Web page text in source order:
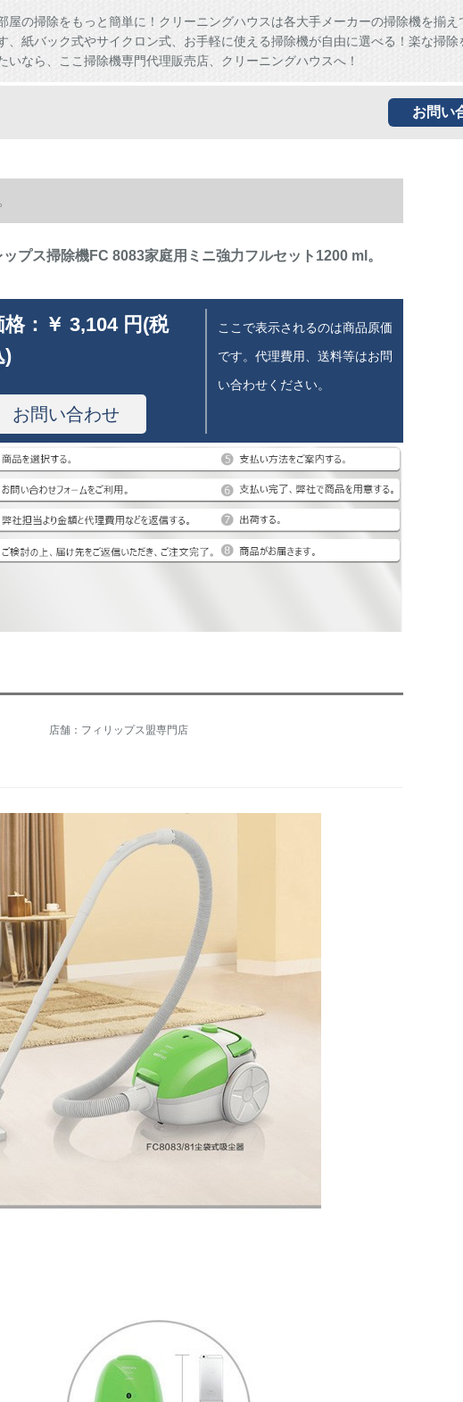
屋の掃除をもっと簡単に！クリーニングハウスは各大手メーカーの掃除機を揃え
、紙バック式やサイクロン式、お手軽に使える掃除機が自由に選べる！楽な掃除
いなら、ここ掃除機専門代理販売店、クリーニングハウスへ！
お問い
ップス掃除機FC 8083家庭用ミニ強力フルセット1200 ml。
： ￥ 3,104 円(税
)
お問い合わせ
ここで表示されるのは商品原価
です。代理費用、送料等はお問
い合わせください。
店舗：フィリップス盟専門店